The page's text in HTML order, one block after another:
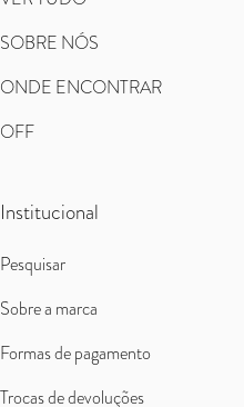
SOBRE NÓS
ONDE ENCONTRAR
OFF
Institucional
Pesquisar
Sobre a marca
Formas de pagamento
Trocas de devoluções